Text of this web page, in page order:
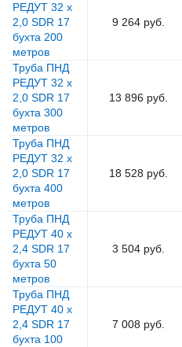
РЕДУТ 32 х
2,0 SDR 17
бухта 200
метров
9 264 руб.
Труба ПНД
РЕДУТ 32 х
2,0 SDR 17
бухта 300
метров
13 896 руб.
Труба ПНД
РЕДУТ 32 х
2,0 SDR 17
бухта 400
метров
18 528 руб.
Труба ПНД
РЕДУТ 40 х
2,4 SDR 17
бухта 50
метров
3 504 руб.
Труба ПНД
РЕДУТ 40 х
2,4 SDR 17
бухта 100
7 008 руб.